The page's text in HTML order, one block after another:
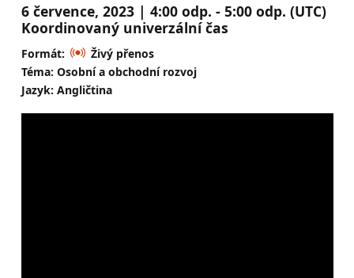
6 července, 2023 | 4:00 odp. - 5:00 odp. (UTC)
Koordinovaný univerzální čas
Formát:
Živý přenos
Téma: Osobní a obchodní rozvoj
Jazyk: Angličtina